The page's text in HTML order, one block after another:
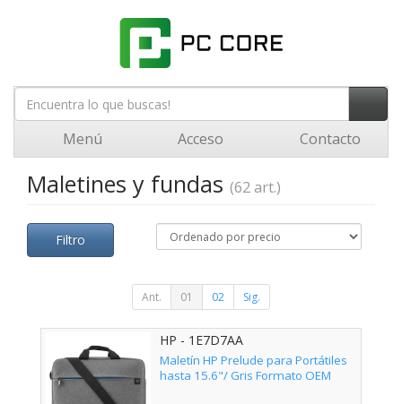
Menú Acceso Contacto
Maletines y fundas (62 art.)
Filtro
Ant. 01 02 Sig.
HP - 1E7D7AA
Maletín HP Prelude para Portátiles
hasta 15.6"/ Gris Formato OEM